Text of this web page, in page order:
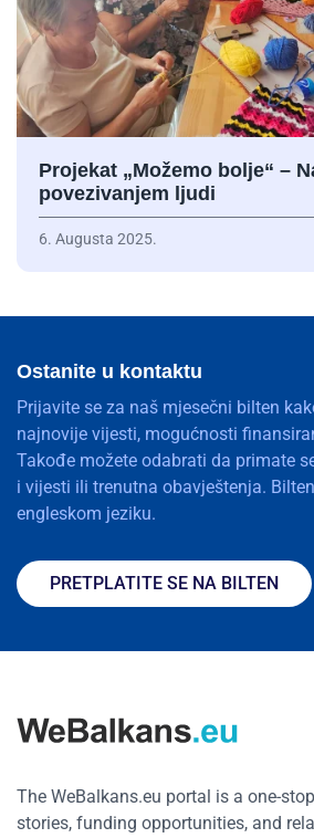
Projekat „Možemo bolje“ –
povezivanjem ljudi
6. Augusta 2025.
Ostanite u kontaktu
Prijavite se za naš mjesečni bilten
najnovije vijesti, mogućnosti
Takođe možete odabrati da primate
i vijesti ili trenutna obavještenja.
engleskom jeziku.
PRETPLATITE SE NA BILTEN
The WeBalkans.eu portal is a one-
stories, funding opportunities, and